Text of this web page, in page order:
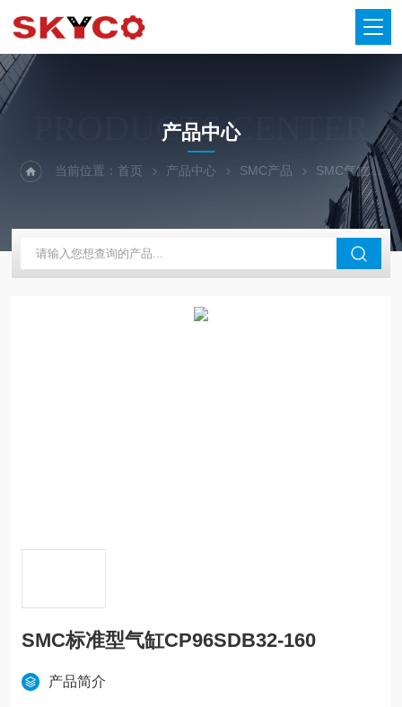
PRODUCTS CENTER
产品中心
当前位置：首页 产品中心 SMC产品 SMC气缸
SMC标准型气缸CP96SDB32-160
产品简介